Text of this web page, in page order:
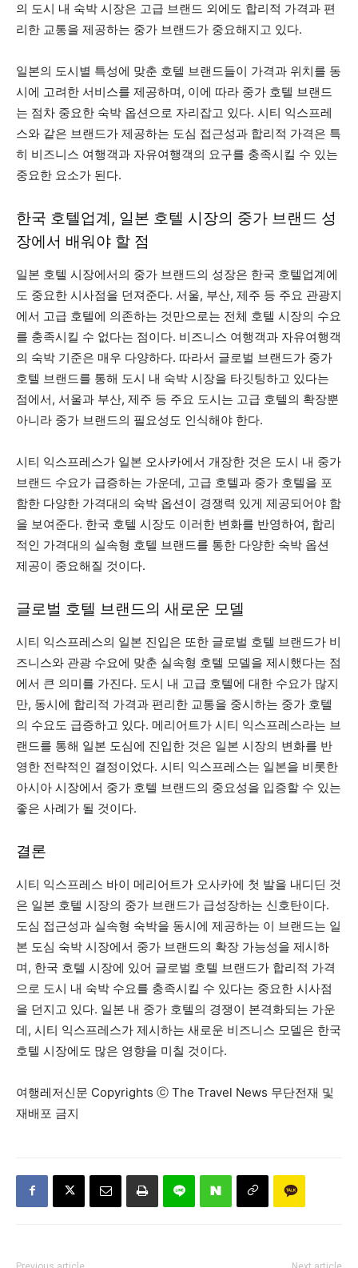
의 도시 내 숙박 시장은 고급 브랜드 외에도 합리적 가격과 편
리한 교통을 제공하는 중가 브랜드가 중요해지고 있다.
일본의 도시별 특성에 맞춘 호텔 브랜드들이 가격과 위치를 동
시에 고려한 서비스를 제공하며, 이에 따라 중가 호텔 브랜드
는 점차 중요한 숙박 옵션으로 자리잡고 있다. 시티 익스프레
스와 같은 브랜드가 제공하는 도심 접근성과 합리적 가격은 특
히 비즈니스 여행객과 자유여행객의 요구를 충족시킬 수 있는
중요한 요소가 된다.
한국 호텔업계, 일본 호텔 시장의 중가 브랜드 성
장에서 배워야 할 점
일본 호텔 시장에서의 중가 브랜드의 성장은 한국 호텔업계에
도 중요한 시사점을 던져준다. 서울, 부산, 제주 등 주요 관광지
에서 고급 호텔에 의존하는 것만으로는 전체 호텔 시장의 수요
를 충족시킬 수 없다는 점이다. 비즈니스 여행객과 자유여행객
의 숙박 기준은 매우 다양하다. 따라서 글로벌 브랜드가 중가
호텔 브랜드를 통해 도시 내 숙박 시장을 타깃팅하고 있다는
점에서, 서울과 부산, 제주 등 주요 도시는 고급 호텔의 확장뿐
아니라 중가 브랜드의 필요성도 인식해야 한다.
시티 익스프레스가 일본 오사카에서 개장한 것은 도시 내 중가
브랜드 수요가 급증하는 가운데, 고급 호텔과 중가 호텔을 포
함한 다양한 가격대의 숙박 옵션이 경쟁력 있게 제공되어야 함
을 보여준다. 한국 호텔 시장도 이러한 변화를 반영하여, 합리
적인 가격대의 실속형 호텔 브랜드를 통한 다양한 숙박 옵션
제공이 중요해질 것이다.
글로벌 호텔 브랜드의 새로운 모델
시티 익스프레스의 일본 진입은 또한 글로벌 호텔 브랜드가 비
즈니스와 관광 수요에 맞춘 실속형 호텔 모델을 제시했다는 점
에서 큰 의미를 가진다. 도시 내 고급 호텔에 대한 수요가 많지
만, 동시에 합리적 가격과 편리한 교통을 중시하는 중가 호텔
의 수요도 급증하고 있다. 메리어트가 시티 익스프레스라는 브
랜드를 통해 일본 도심에 진입한 것은 일본 시장의 변화를 반
영한 전략적인 결정이었다. 시티 익스프레스는 일본을 비롯한
아시아 시장에서 중가 호텔 브랜드의 중요성을 입증할 수 있는
좋은 사례가 될 것이다.
결론
시티 익스프레스 바이 메리어트가 오사카에 첫 발을 내디딘 것
은 일본 호텔 시장의 중가 브랜드가 급성장하는 신호탄이다.
도심 접근성과 실속형 숙박을 동시에 제공하는 이 브랜드는 일
본 도심 숙박 시장에서 중가 브랜드의 확장 가능성을 제시하
며, 한국 호텔 시장에 있어 글로벌 호텔 브랜드가 합리적 가격
으로 도시 내 숙박 수요를 충족시킬 수 있다는 중요한 시사점
을 던지고 있다. 일본 내 중가 호텔의 경쟁이 본격화되는 가운
데, 시티 익스프레스가 제시하는 새로운 비즈니스 모델은 한국
호텔 시장에도 많은 영향을 미칠 것이다.
여행레저신문 Copyrights ⓒ The Travel News 무단전재 및
재배포 금지